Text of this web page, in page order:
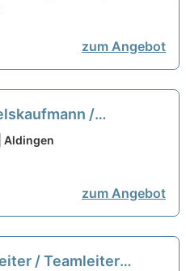
(m/w/d) Vollzeit
zum Angebot
/
(m/w/d)
Aldingen
zum Angebot
/ Teamleiter